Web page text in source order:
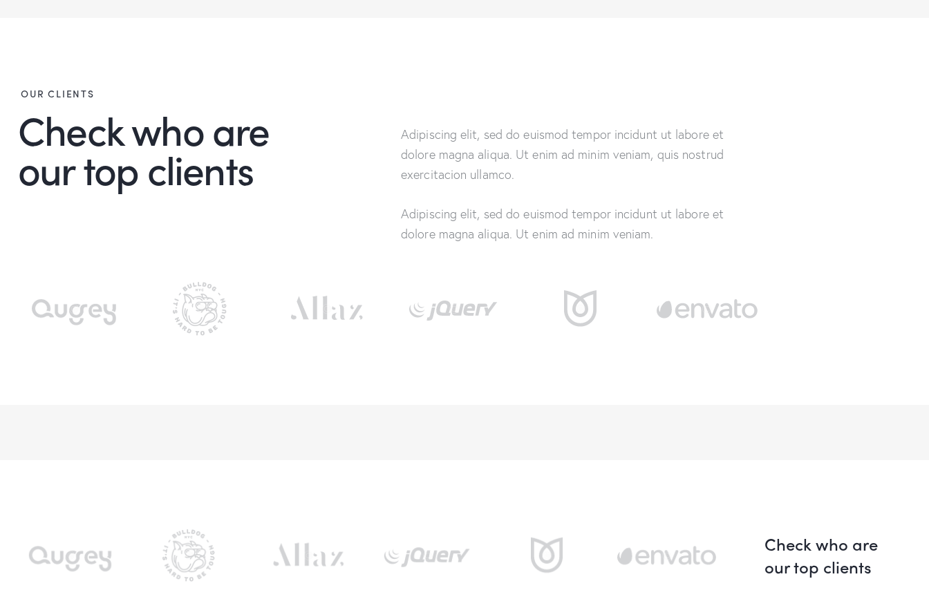
OUR CLIENTS
Check who are
our top clients
Adipiscing elit, sed do euismod tempor incidunt ut labore et
dolore magna aliqua. Ut enim ad minim veniam, quis nostrud
exercitacion ullamco.
Adipiscing elit, sed do euismod tempor incidunt ut labore et
dolore magna aliqua. Ut enim ad minim veniam.
Check who are
our top clients